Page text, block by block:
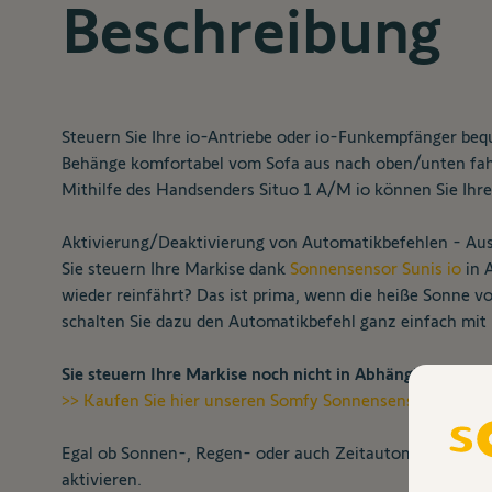
Beschreibung
Steuern Sie Ihre io-Antriebe oder io-Funkempfänger
Behänge komfortabel vom Sofa aus nach oben/unten
Mithilfe des Handsenders Situo 1 A/M io können Sie
Aktivierung/Deaktivierung von Automatikbefehlen -
Sie steuern Ihre Markise dank Sonnensensor Sunis io in
wieder reinfährt? Das ist prima, wenn die heiße Sonne
schalten Sie dazu den Automatikbefehl ganz einfach
Sie steuern Ihre Markise noch nicht in Abhängigkeit der
>> Kaufen Sie hier unseren Somfy Sonnensensor Sunis
Egal ob Sonnen-, Regen- oder auch Zeitautomatiken –
aktivieren.